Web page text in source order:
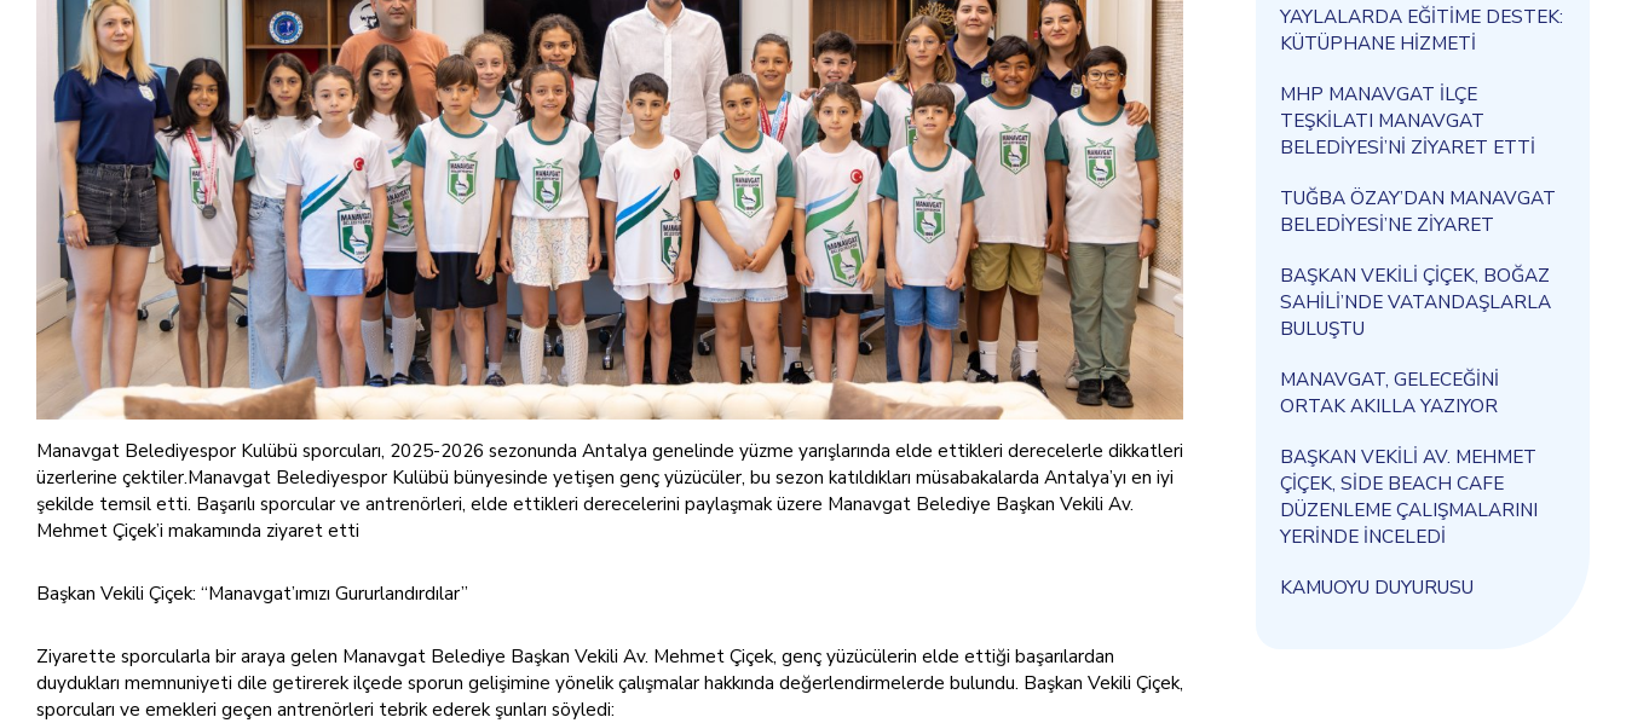
Manavgat Belediyespor Kulübü sporcuları, 2025-2026 sezonunda Antalya genelinde yüzme yarışlarında elde ettikleri derecelerle dikkatleri
üzerlerine çektiler.Manavgat Belediyespor Kulübü bünyesinde yetişen genç yüzücüler, bu sezon katıldıkları müsabakalarda Antalya’yı en iyi
şekilde temsil etti. Başarılı sporcular ve antrenörleri, elde ettikleri derecelerini paylaşmak üzere Manavgat Belediye Başkan Vekili Av.
Mehmet Çiçek’i makamında ziyaret etti
Başkan Vekili Çiçek: “Manavgat’ımızı Gururlandırdılar”
Ziyarette sporcularla bir araya gelen Manavgat Belediye Başkan Vekili Av. Mehmet Çiçek, genç yüzücülerin elde ettiği başarılardan
duydukları memnuniyeti dile getirerek ilçede sporun gelişimine yönelik çalışmalar hakkında değerlendirmelerde bulundu. Başkan Vekili Çiçek,
sporcuları ve emekleri geçen antrenörleri tebrik ederek şunları söyledi:
YAYLALARDA EĞİTİME DESTEK:
KÜTÜPHANE HİZMETİ
MHP MANAVGAT İLÇE
TEŞKİLATI MANAVGAT
BELEDİYESİ’Nİ ZİYARET ETTİ
TUĞBA ÖZAY’DAN MANAVGAT
BELEDİYESİ’NE ZİYARET
BAŞKAN VEKİLİ ÇİÇEK, BOĞAZ
SAHİLİ’NDE VATANDAŞLARLA
BULUŞTU
MANAVGAT, GELECEĞİNİ
ORTAK AKILLA YAZIYOR
BAŞKAN VEKİLİ AV. MEHMET
ÇİÇEK, SİDE BEACH CAFE
DÜZENLEME ÇALIŞMALARINI
YERİNDE İNCELEDİ
KAMUOYU DUYURUSU